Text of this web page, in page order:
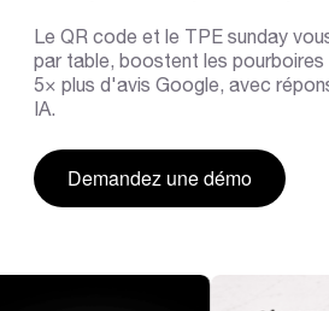
Le QR code et le TPE sunday
par table, boostent les
5× plus d'avis Google, avec
IA.
Demandez une démo